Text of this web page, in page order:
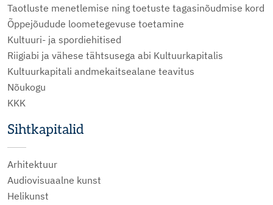
Taotluste menetlemise ning toetuste tagasinõudmise kord
Õppejõudude loometegevuse toetamine
Kultuuri- ja spordiehitised
Riigiabi ja vähese tähtsusega abi Kultuurkapitalis
Kultuurkapitali andmekaitsealane teavitus
Nõukogu
KKK
Sihtkapitalid
Arhitektuur
Audiovisuaalne kunst
Helikunst